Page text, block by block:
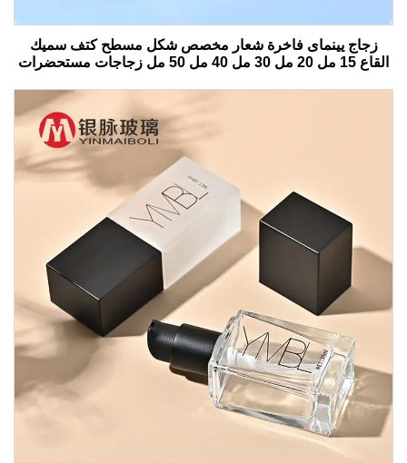
زجاج يينماى فاخرة شعار مخصص شكل مسطح كتف سميك
القاع 15 مل 20 مل 30 مل 40 مل 50 مل زجاجات مستحضرات